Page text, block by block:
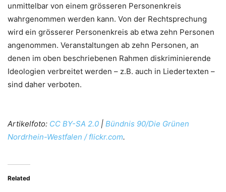
unmittelbar von einem grösseren Personenkreis
wahrgenommen werden kann. Von der Rechtsprechung
wird ein grösserer Personenkreis ab etwa zehn Personen
angenommen. Veranstaltungen ab zehn Personen, an
denen im oben beschriebenen Rahmen diskriminierende
Ideologien verbreitet werden – z.B. auch in Liedertexten –
sind daher verboten.
Artikelfoto: CC BY-SA 2.0 | Bündnis 90/Die Grünen
Nordrhein-Westfalen / flickr.com.
Related